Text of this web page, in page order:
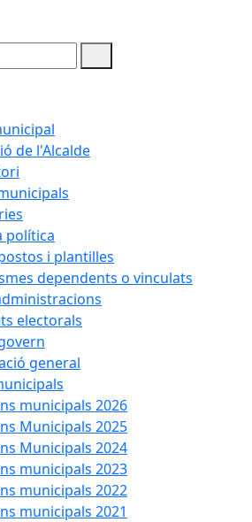
de l'Alcalde
política
i plantilles
dependents o vinculats
electorals
general
municipals 2026
Municipals 2025
Municipals 2024
municipals 2023
municipals 2022
municipals 2021